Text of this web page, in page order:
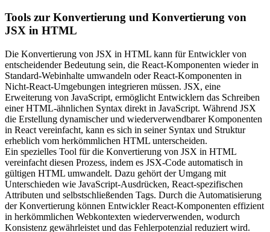
Tools zur Konvertierung und Konvertierung von
JSX in HTML
Die Konvertierung von JSX in HTML kann für Entwickler von
entscheidender Bedeutung sein, die React-Komponenten wieder in
Standard-Webinhalte umwandeln oder React-Komponenten in
Nicht-React-Umgebungen integrieren müssen. JSX, eine
Erweiterung von JavaScript, ermöglicht Entwicklern das Schreiben
einer HTML-ähnlichen Syntax direkt in JavaScript. Während JSX
die Erstellung dynamischer und wiederverwendbarer Komponenten
in React vereinfacht, kann es sich in seiner Syntax und Struktur
erheblich vom herkömmlichen HTML unterscheiden.
Ein spezielles Tool für die Konvertierung von JSX in HTML
vereinfacht diesen Prozess, indem es JSX-Code automatisch in
gültigen HTML umwandelt. Dazu gehört der Umgang mit
Unterschieden wie JavaScript-Ausdrücken, React-spezifischen
Attributen und selbstschließenden Tags. Durch die Automatisierung
der Konvertierung können Entwickler React-Komponenten effizient
in herkömmlichen Webkontexten wiederverwenden, wodurch
Konsistenz gewährleistet und das Fehlerpotenzial reduziert wird.